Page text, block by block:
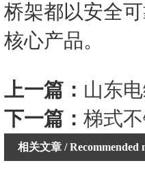
桥架都以安全
核心产品。
上一篇： 山东
下一篇： 梯式
相关文章 / Recommended